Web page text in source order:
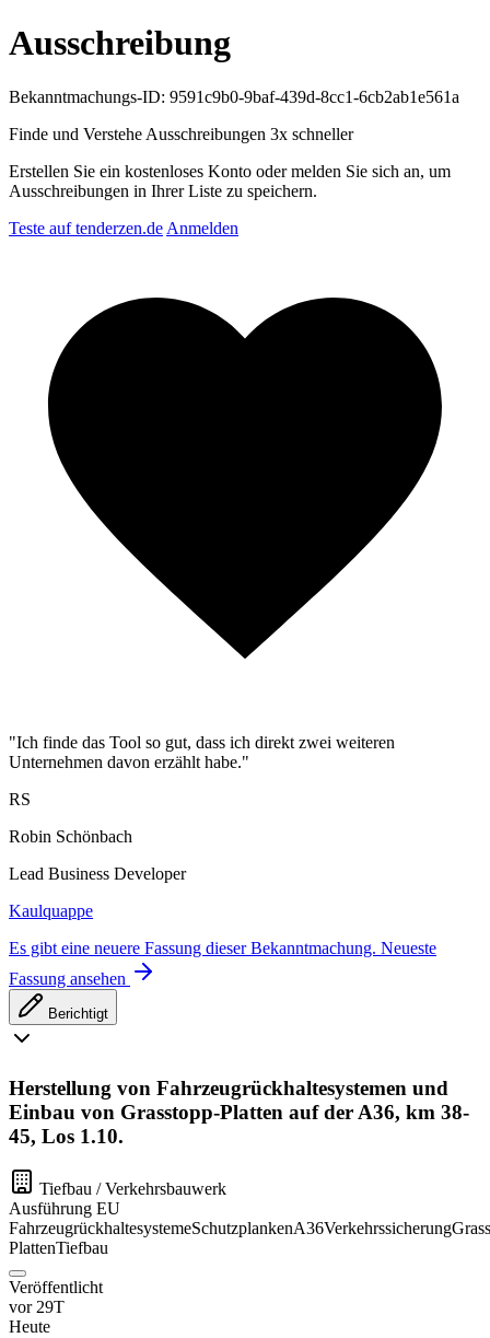
Ausschreibung
Bekanntmachungs-ID: 9591c9b0-9baf-439d-8cc1-6cb2ab1e561a
Finde und Verstehe Ausschreibungen 3x schneller
Erstellen Sie ein kostenloses Konto oder melden Sie sich an, um
Ausschreibungen in Ihrer Liste zu speichern.
Teste auf tenderzen.de Anmelden
"Ich finde das Tool so gut, dass ich direkt zwei weiteren
Unternehmen davon erzählt habe."
RS
Robin Schönbach
Lead Business Developer
Kaulquappe
Es gibt eine neuere Fassung dieser Bekanntmachung. Neueste
Fassung ansehen
Berichtigt
Herstellung von Fahrzeugrückhaltesystemen und
Einbau von Grasstopp-Platten auf der A36, km 38-
45, Los 1.10.
Tiefbau / Verkehrsbauwerk
Ausführung EU
FahrzeugrückhaltesystemeSchutzplankenA36Verkehrssicherung
PlattenTiefbau
Veröffentlicht
vor 29T
Heute